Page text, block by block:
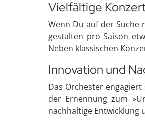
Vielfältige
Wenn Du auf der Suche
gestalten pro Saison
Neben klassischen
Innovation und
Das Orchester
der Ernennung zum
nachhaltige Entwicklung